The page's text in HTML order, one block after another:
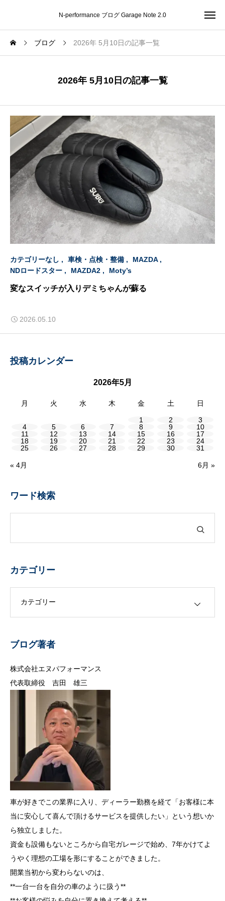
N-performance ブログ Garage Note 2.0
ブログ 2026年 5月10日の記事一覧
2026年 5月10日の記事一覧
カテゴリーなし 車検・点検・整備
MAZDA
NDロードスター
MAZDA2 Moty’s
変なスイッチが入りデミちゃんが蘇る
2026.05.10
投稿カレンダー
2026年5月
月 火 水 木 金 土 日
1 2
3
4
5 6 7 8 9
10
11
12 13 14 15 16
17
18
19 20 21 22 23
24
25
26 27 28 29 30 31
« 4月 6月 »
ワード検索
カテゴリー
ブログ著者
株式会社エヌパフォーマンス
代表取締役 吉田 雄三
車が好きでこの業界に入り、ディーラー勤務を経て「お客様に本
当に安心して喜んで頂けるサービスを提供したい」という想いか
ら独立しました。
資金も設備もないところから自宅ガレージで始め、7年かけてよ
うやく理想の工場を形にすることができました。
開業当初から変わらないのは、
**一台一台を自分の車のように扱う**